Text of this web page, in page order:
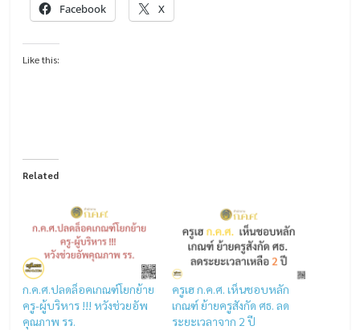
Facebook X
Like this:
Related
ก.ค.ศ.ปลดล็อคเกณฑ์โยกย้าย
ครู-ผู้บริหาร !!! หวังช่วยอัพ
คุณภาพ รร.
ครูเฮ ก.ค.ศ. เห็นชอบหลัก
เกณฑ์ ย้ายครูสังกัด ศธ. ลด
ระยะเวลาจาก 2 ปี